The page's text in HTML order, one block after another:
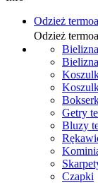
Odzież
Odzież
Getry
Bluzy
Czapki